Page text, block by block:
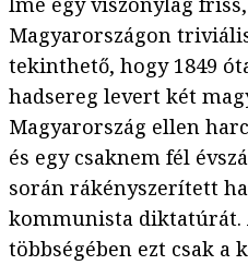
Magyarországon
tekinthető, hogy 1849
hadsereg levert két
Magyarország ellen
és egy csaknem fél
során rákényszerített
kommunista diktatúrát.
többségében ezt csak a